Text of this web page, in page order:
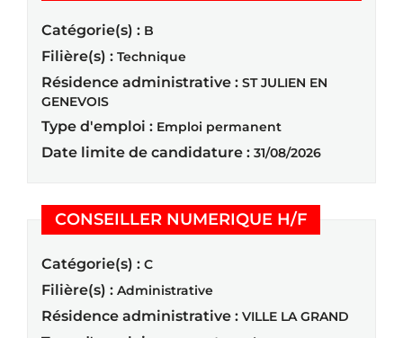
Catégorie(s) : B
Filière(s) : Technique
Résidence administrative : ST JULIEN EN
GENEVOIS
Type d'emploi : Emploi permanent
Date limite de candidature : 31/08/2026
CONSEILLER NUMERIQUE H/F(Nouvelle
Catégorie(s) : C
Filière(s) : Administrative
Résidence administrative : VILLE LA GRAND